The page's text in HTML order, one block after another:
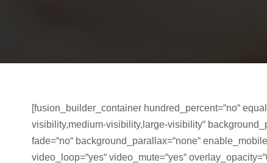
[fusion_builder_container hundred_percent=“no“
visibility,medium-visibility,large-visibility“
fade=“no“ background_parallax=“none“
video_loop=“yes“ video_mute=“yes“